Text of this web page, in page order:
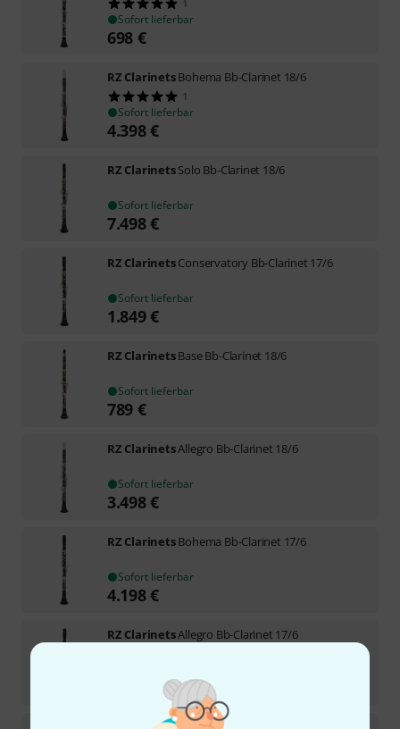
1
Sofort lieferbar
698 €
RZ ClarinetsBohema Bb-Clarinet 18/6
1
Sofort lieferbar
4.398€
RZ ClarinetsSolo Bb-Clarinet 18/6
Sofort lieferbar
7.498€
RZ ClarinetsConservatory Bb-Clarinet 17/6
Sofort lieferbar
1.849€
RZ ClarinetsBase Bb-Clarinet 18/6
Sofort lieferbar
789 €
RZ ClarinetsAllegro Bb-Clarinet 18/6
Sofort lieferbar
3.498€
RZ ClarinetsBohema Bb-Clarinet 17/6
Sofort lieferbar
4.198€
RZ ClarinetsAllegro Bb-Clarinet 17/6